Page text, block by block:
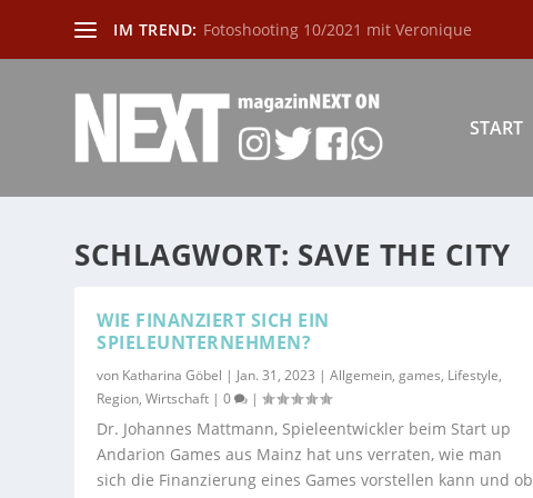
IM TREND: Fotoshooting 10/2021 mit Veronique
START
SCHLAGWORT: SAVE THE CITY
WIE FINANZIERT SICH EIN
SPIELEUNTERNEHMEN?
von Katharina Göbel | Jan. 31, 2023 |Allgemein,games, Lifestyle,
Region,Wirtschaft |0 |
Dr. Johannes Mattmann, Spieleentwickler beim Start up
Andarion Games aus Mainz hat uns verraten, wie man
sich die Finanzierung eines Games vorstellen kann und ob